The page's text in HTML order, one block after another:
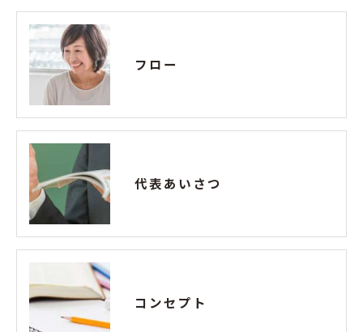
フロー
代表あいさつ
コンセプト